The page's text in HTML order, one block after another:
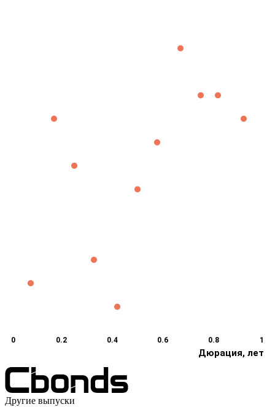
Дюрация, лет
0 0.2 0.4 0.6 0.8 1
Другие выпуски